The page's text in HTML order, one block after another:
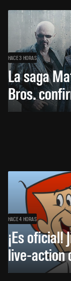
HACE 3 HORAS
La saga
Bros.
HACE 4 HORAS
¡Es oficial!
live-action